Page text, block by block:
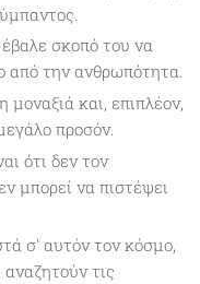
έβαλε σκοπό του να
από την ανθρωπότητα.
μοναξιά και, επιπλέον,
προσόν.
ότι δεν τον
μπορεί να πιστέψει
σ' αυτόν τον κόσμο,
τις